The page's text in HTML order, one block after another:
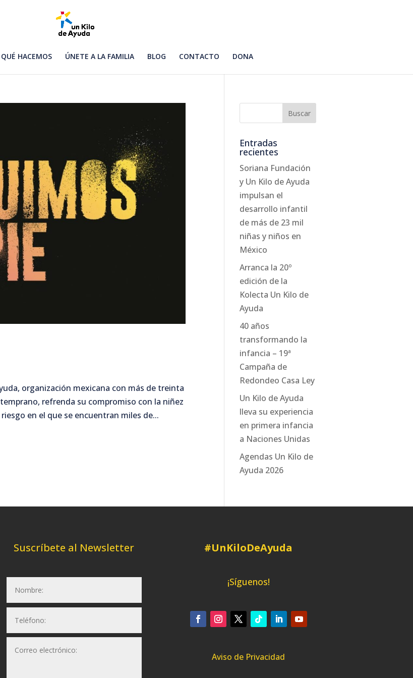
QUÉ HACEMOS ÚNETE A LA FAMILIA BLOG CONTACTO DONA
organización mexicana con más de treinta
refrenda su compromiso con la niñez
en el que se encuentran miles de...
Entradas
recientes
Soriana Fundación
y Un Kilo de Ayuda
impulsan el
desarrollo infantil
de más de 23 mil
niñas y niños en
México
Arranca la 20º
edición de la
Kolecta Un Kilo de
Ayuda
40 años
transformando la
infancia – 19ª
Campaña de
Redondeo Casa Ley
Un Kilo de Ayuda
lleva su experiencia
en primera infancia
a Naciones Unidas
Agendas Un Kilo de
Ayuda 2026
Suscríbete al Newsletter #UnKiloDeAyuda
¡Síguenos!
Aviso de Privacidad